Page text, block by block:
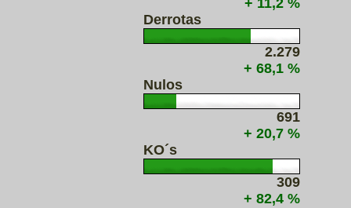
+ 11,2 %
Derrotas
2.279
+ 68,1 %
Nulos
691
+ 20,7 %
KO´s
309
+ 82,4 %